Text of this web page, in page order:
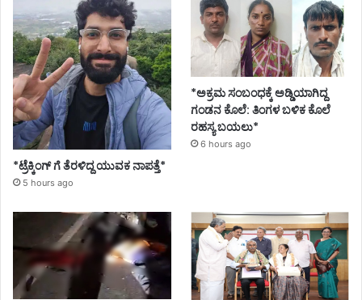
*ಟ್ರೆಕ್ಕಿಂಗ್ ಗೆ ತೆರಳಿದ್ದ ಯುವಕ ನಾಪತ್ತೆ*
5 hours ago
*ಅಕ್ರಮ ಸಂಬಂಧಕ್ಕೆ ಅಡ್ಡಿಯಾಗಿದ್ದ
ಗಂಡನ ಕೊಲೆ: ತಿಂಗಳ ಬಳಿಕ ಕೊಲೆ
ರಹಸ್ಯ ಬಯಲು*
6 hours ago